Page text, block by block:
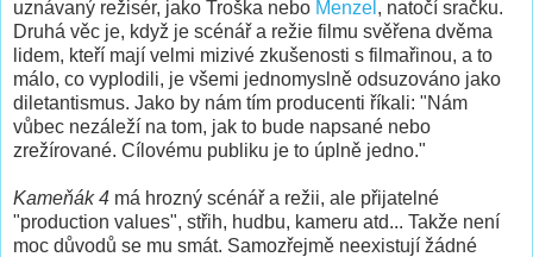
uznávaný režisér, jako Troška nebo Menzel , natočí sračku.
Druhá věc je, když je scénář a režie filmu svěřena dvěma
lidem, kteří mají velmi mizivé zkušenosti s filmařinou, a to
málo, co vyplodili, je všemi jednomyslně odsuzováno jako
diletantismus. Jako by nám tím producenti říkali: "Nám
vůbec nezáleží na tom, jak to bude napsané nebo
zrežírované. Cílovému publiku je to úplně jedno."
Kameňák 4 má hrozný scénář a režii, ale přijatelné
"production values", střih, hudbu, kameru atd... Takže není
moc důvodů se mu smát. Samozřejmě neexistují žádné